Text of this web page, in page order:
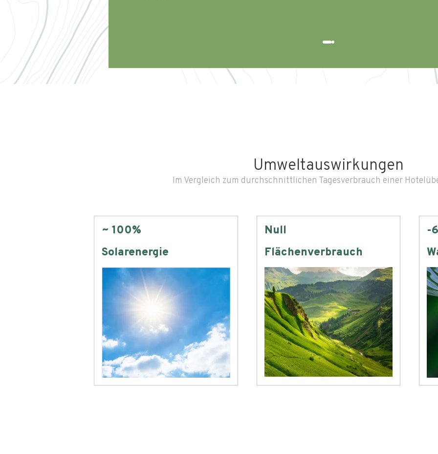
Umweltauswirkungen
Im Vergleich zum durchschnittlichen Tagesverbrauch einer
~ 100%
Solarenergie
Null
Flächenverbrauch
-